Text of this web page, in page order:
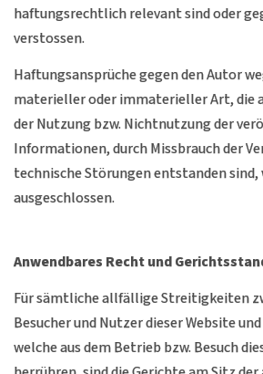
haftungsrechtlich relevant sind oder
verstossen.
Haftungsansprüche gegen den Autor
materieller oder immaterieller Art, die
der Nutzung bzw. Nichtnutzung der
Informationen, durch Missbrauch der
technische Störungen entstanden sind,
ausgeschlossen.
Anwendbares Recht und
Für sämtliche allfällige Streitigkeiten
Besucher und Nutzer dieser Website
welche aus dem Betrieb bzw. Besuch